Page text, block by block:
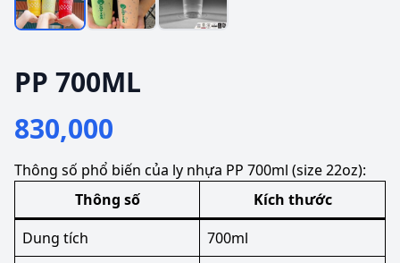
PP 700ML
830,000
Thông số phổ biến của ly nhựa PP 700ml (size 22oz):
Thông số
Kích thước
Dung tích
700ml